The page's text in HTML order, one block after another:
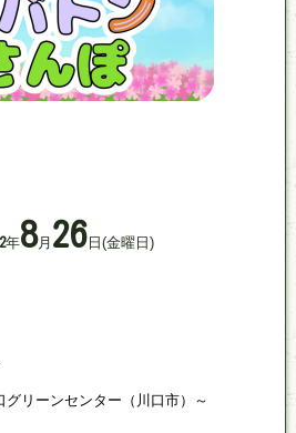
年8月 26 日(金曜日)
グリーンセンター（川口市）～